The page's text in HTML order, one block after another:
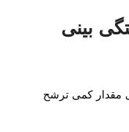
بینی
مقدار کمی ترشح